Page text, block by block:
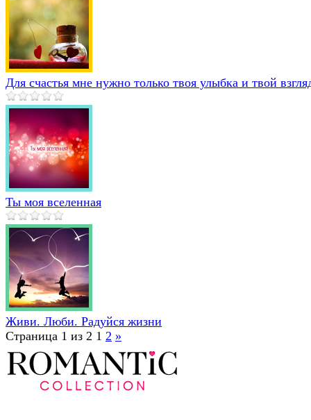
Для счастья мне нужно только твоя улыбка и твой
Ты моя вселенная
Живи. Люби. Радуйся жизни
Страница 1 из 2 1 2 »